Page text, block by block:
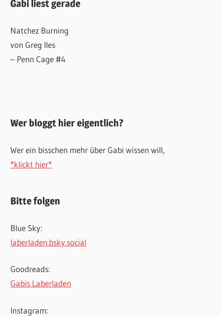
Gabi liest gerade
Natchez Burning
von Greg Iles
– Penn Cage #4
Wer bloggt hier eigentlich?
Wer ein bisschen mehr über Gabi wissen will,
*klickt hier*
Bitte folgen
Blue Sky:
laberladen.bsky.social
Goodreads:
Gabis Laberladen
Instagram: